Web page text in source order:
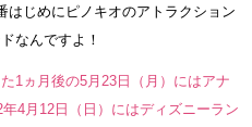
はじめにピノキオのアトラクション
なんですよ！
1ヵ月後の5月23日（月）にはアナ
4月12日（日）にはディズニーラン